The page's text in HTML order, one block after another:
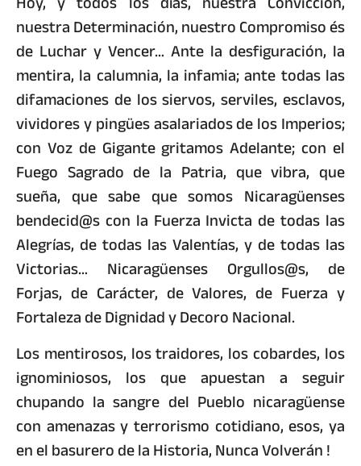
nuestra Determinación, nuestro Compromiso és
de Luchar y Vencer… Ante la desfiguración, la
mentira, la calumnia, la infamia; ante todas las
difamaciones de los siervos, serviles, esclavos,
vividores y pingües asalariados de los Imperios;
con Voz de Gigante gritamos Adelante; con el
Fuego Sagrado de la Patria, que vibra, que
sueña, que sabe que somos Nicaragüenses
bendecid@s con la Fuerza Invicta de todas las
Alegrías, de todas las Valentías, y de todas las
Victorias… Nicaragüenses Orgullos@s, de
Forjas, de Carácter, de Valores, de Fuerza y
Fortaleza de Dignidad y Decoro Nacional.
Los mentirosos, los traidores, los cobardes, los
ignominiosos, los que apuestan a seguir
chupando la sangre del Pueblo nicaragüense
con amenazas y terrorismo cotidiano, esos, ya
en el basurero de la Historia, Nunca Volverán !